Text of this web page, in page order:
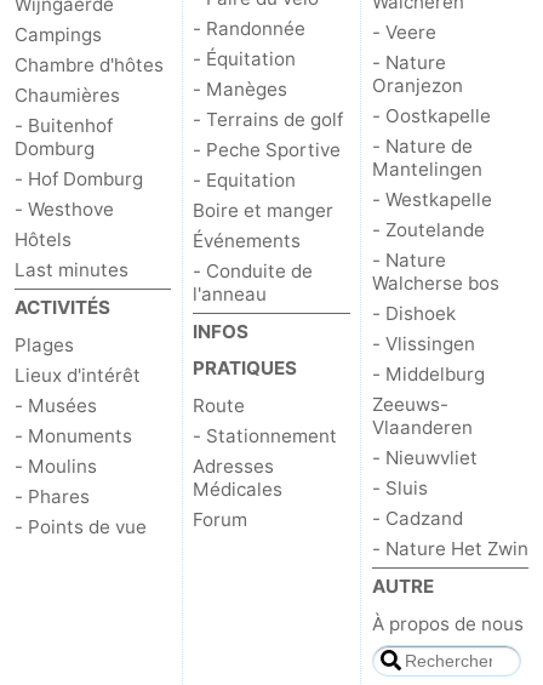
Campings
Chambre d'hôtes
Chaumières
- Buitenhof
Domburg
- Hof Domburg
- Westhove
Hôtels
Last minutes
ACTIVITÉS
Plages
Lieux d'intérêt
- Musées
- Monuments
- Moulins
- Phares
- Points de vue
- Randonnée
- Équitation
- Manèges
- Terrains de golf
- Peche Sportive
- Equitation
Boire et manger
Événements
- Conduite de
l'anneau
INFOS
PRATIQUES
Route
- Stationnement
Adresses
Médicales
Forum
- Veere
- Nature
Oranjezon
- Oostkapelle
- Nature de
Mantelingen
- Westkapelle
- Zoutelande
- Nature
Walcherse bos
- Dishoek
- Vlissingen
- Middelburg
Zeeuws-
Vlaanderen
- Nieuwvliet
- Sluis
- Cadzand
- Nature Het Zwin
AUTRE
À propos de nous